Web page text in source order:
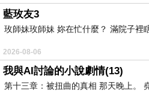
藍玫友3
玫師妹玫師妹 妳在忙什麼？ 滿院子裡
2026-08-06
我與AI討論的小說劇情(13)
第十三章：被扭曲的真相 那天晚上。